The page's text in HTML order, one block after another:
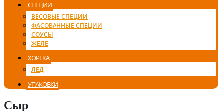
СПЕЦИИ
ВЕСОВЫЕ СПЕЦИИ
ФАСОВАННЫЕ СПЕЦИИ
СОУСЫ
ЖЕЛЕ
ХОРЕКА
ЛЕД
УПАКОВКИ
Сыр